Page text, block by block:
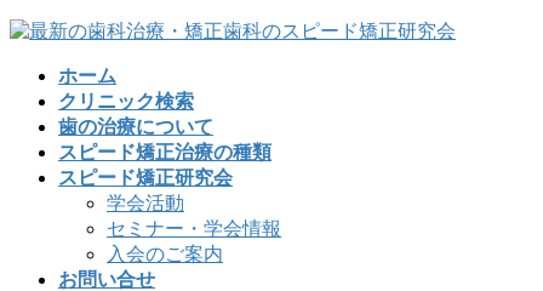
コ
ナ
ホーム
クリニック検索
歯の治療について
スピード矯正治療の種類
スピード矯正研究会
学会活動
セミナー・学会情報
入会のご案内
お問い合せ